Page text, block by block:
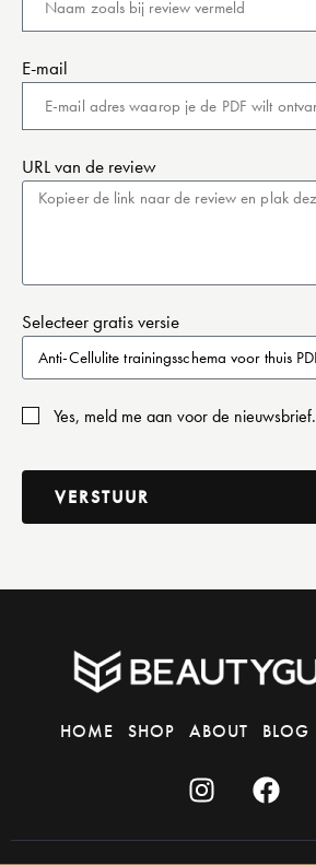
E-mail
URL van de review
Selecteer gratis versie
Yes, meld me aan voor de nieuwsbrief.
VERSTUUR
HOME SHOP ABOUT BLOG